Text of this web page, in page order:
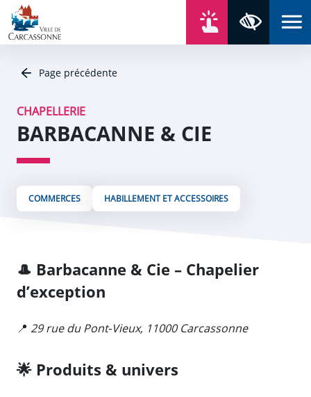
Aller au contenu
Aller au menu
Aller au plan du site
Aller à la recherche
Page précédente
CHAPELLERIE
BARBACANNE & CIE
COMMERCES HABILLEMENT ET ACCESSOIRES
🎩 Barbacanne & Cie – Chapelier
d’exception
📍 29 rue du Pont‑Vieux, 11000 Carcassonne
🌟 Produits & univers
Panneau de gestion des cookies